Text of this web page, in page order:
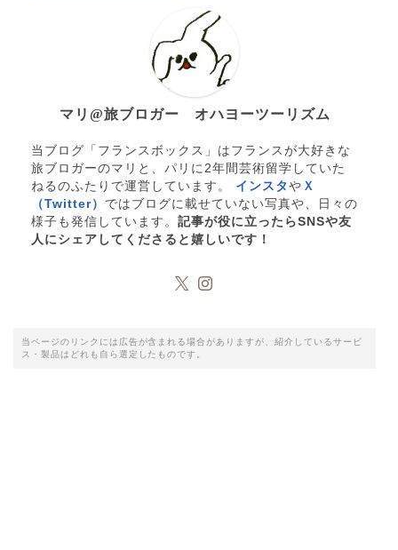
マリ@旅ブロガー オハヨーツーリズム
当ブログ「フランスボックス」はフランスが大好きな
旅ブロガーのマリと、パリに2年間芸術留学していた
ねるのふたりで運営しています。 インスタ や Ｘ
（Twitter） ではブログに載せていない写真や、日々の
様子も発信しています。 記事が役に立ったらSNSや友
人にシェアしてくださると嬉しいです！
当ページのリンクには広告が含まれる場合がありますが、紹介しているサービ
ス・製品はどれも自ら選定したものです。